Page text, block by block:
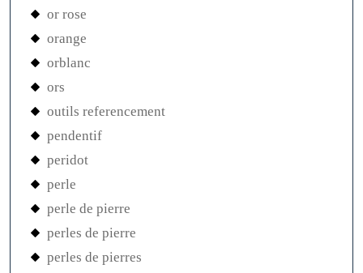
or rose
orange
orblanc
ors
outils referencement
pendentif
peridot
perle
perle de pierre
perles de pierre
perles de pierres